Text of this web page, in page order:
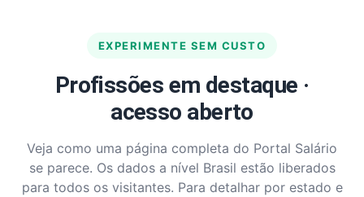
EXPERIMENTE SEM CUSTO
Profissões em destaque ·
acesso aberto
Veja como uma página completa do Portal Salário
se parece. Os dados a nível Brasil estão liberados
para todos os visitantes. Para detalhar por estado e